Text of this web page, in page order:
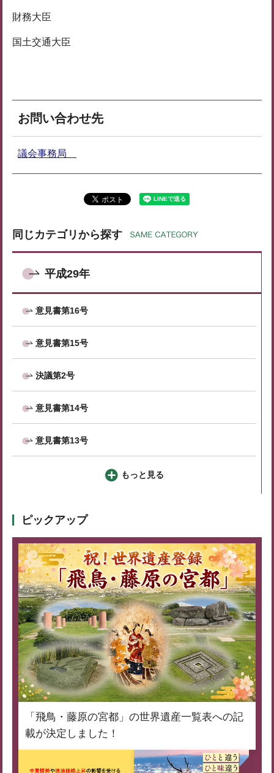
財務大臣
国土交通大臣
お問い合わせ先
議会事務局
同じカテゴリから探す
平成29年
意見書第16号
意見書第15号
決議第2号
意見書第14号
意見書第13号
もっと見る
ピックアップ
「飛鳥・藤原の宮都」の世界遺産一覧表への記
載が決定しました！